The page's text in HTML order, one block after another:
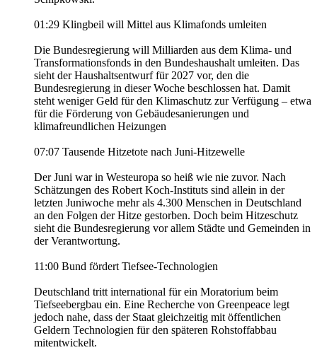
01:29 Klingbeil will Mittel aus Klimafonds umleiten
Die Bundesregierung will Milliarden aus dem Klima- und
Transformationsfonds in den Bundeshaushalt umleiten. Das
sieht der Haushaltsentwurf für 2027 vor, den die
Bundesregierung in dieser Woche beschlossen hat. Damit
steht weniger Geld für den Klimaschutz zur Verfügung – etwa
für die Förderung von Gebäudesanierungen und
klimafreundlichen Heizungen
07:07 Tausende Hitzetote nach Juni-Hitzewelle
Der Juni war in Westeuropa so heiß wie nie zuvor. Nach
Schätzungen des Robert Koch-Instituts sind allein in der
letzten Juniwoche mehr als 4.300 Menschen in Deutschland
an den Folgen der Hitze gestorben. Doch beim Hitzeschutz
sieht die Bundesregierung vor allem Städte und Gemeinden in
der Verantwortung.
11:00 Bund fördert Tiefsee-Technologien
Deutschland tritt international für ein Moratorium beim
Tiefseebergbau ein. Eine Recherche von Greenpeace legt
jedoch nahe, dass der Staat gleichzeitig mit öffentlichen
Geldern Technologien für den späteren Rohstoffabbau
mitentwickelt.